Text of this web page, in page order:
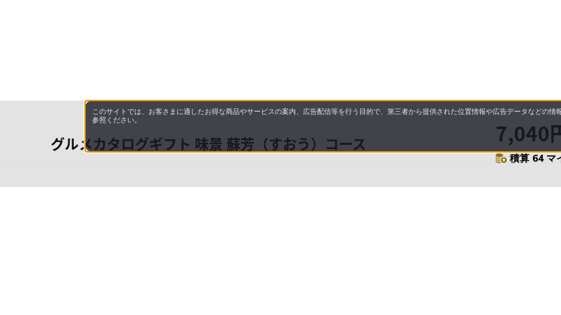
グルメカタログギフト 味景 蘇芳（すおう）コース 7,040
積算 64 マ
このサイトでは、お客さまに適したお得な商品やサービスの案内、広告配信等を行う目的で、第三者から提供された位置情報や広告データなどの
参照ください。